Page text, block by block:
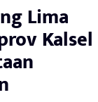
Lima
Kalsel